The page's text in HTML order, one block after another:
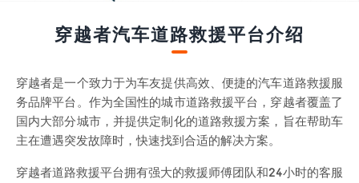
穿越者汽车道路救援平台介绍
穿越者是一个致力于为车友提供高效、便捷的汽车道路救援服
务品牌平台。作为全国性的城市道路救援平台，穿越者覆盖了
国内大部分城市，并提供定制化的道路救援方案，旨在帮助车
主在遭遇突发故障时，快速找到合适的解决方案。
穿越者道路救援平台拥有强大的救援师傅团队和24小时的客服